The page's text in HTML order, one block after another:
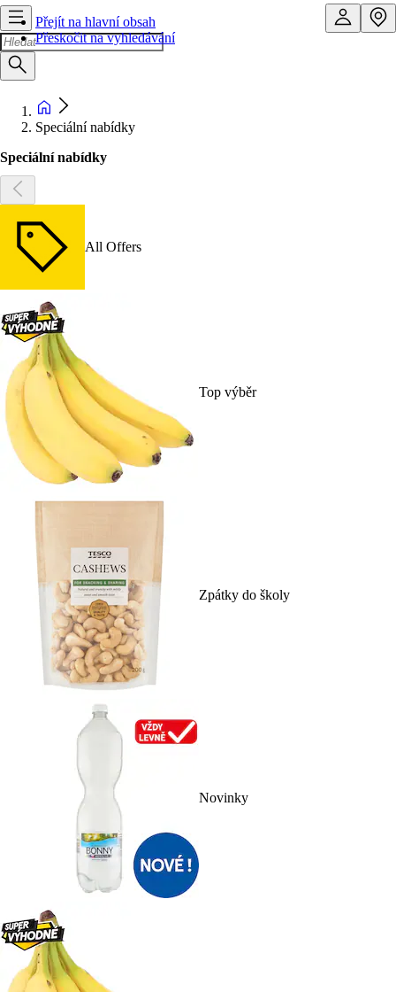
Přejít na hlavní obsah
Přeskočit na vyhledávání
Speciální nabídky
Speciální nabídky
All Offers
Top výběr
Zpátky do školy
Novinky